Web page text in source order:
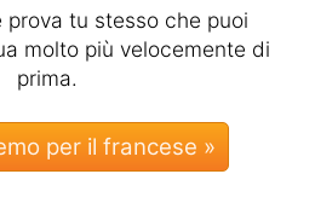
prova tu stesso che puoi
molto più velocemente di
prima.